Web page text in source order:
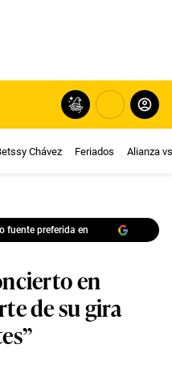
Chávez Feriados Alianza
fuente preferida en
en
de su gira